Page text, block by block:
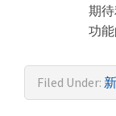
期
功能
Filed Under: